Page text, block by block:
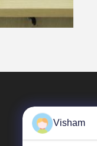
Visham